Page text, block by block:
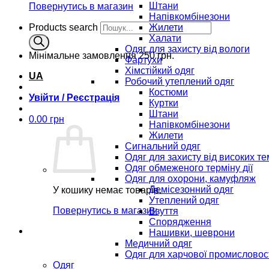
Повернутись в магазин
Products search
Мінімальне замовлення250 грн.
UA
Увійти / Реєстрація
0.00 грн
У кошику немає товарів.
Повернутись в магазин
Штани
Напівкомбінезони
Жилети
Халати
Одяг для захисту від вологи
Фартухи
Хімстійкий одяг
Робочий утеплений одяг
Костюми
Куртки
Штани
Напівкомбінезони
Жилети
Сигнальний одяг
Одяг для захисту від високих
Одяг обмеженого терміну дії
Одяг для охорони, камуфляж
Демісезонний одяг
Утеплений одяг
Взуття
Спорядження
Нашивки, шеврони
Медичний одяг
Одяг для харчової
Одяг